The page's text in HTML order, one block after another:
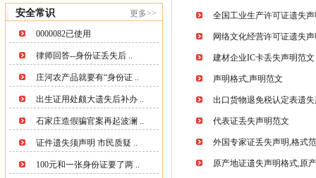
安全常识 更多>>
0000082已使用
律师回答--身份证丢失后 ..
庄河农产品就要有“身份证 ..
出生证用处颇大遗失后补办 ..
石家庄造假骗官案再起波澜 ..
证件遗失须声明 市民质疑 ..
100元和一张身份证要了两 ..
全国工业生产许可证遗失
网络文化经营许可证遗失
建材企业IC卡丢失声明范文
声明格式,声明范文
出口货物退免税认定表遗
代表证丢失声明范文
外国专家证丢失声明,格式
原产地证遗失声明格式,原